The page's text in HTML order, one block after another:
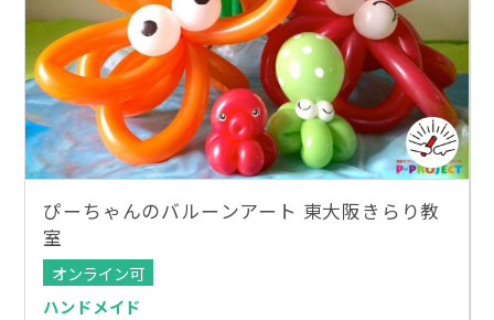
ぴーちゃんのバルーンアート 東大阪きらり教
室
オンライン可
ハンドメイド